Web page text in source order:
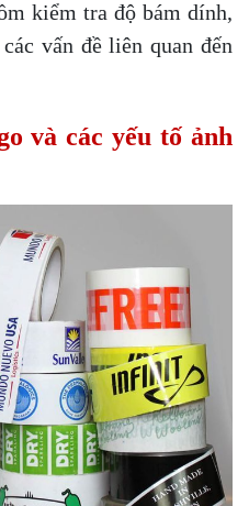
kiểm tra độ bám dính,
vấn đề liên quan đến
và các yếu tố ảnh